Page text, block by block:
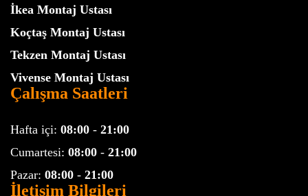
İkea Montaj Ustası
Koçtaş Montaj Ustası
Tekzen Montaj Ustası
Vivense Montaj Ustası
Çalışma Saatleri
Hafta içi: 08:00 - 21:00
Cumartesi: 08:00 - 21:00
Pazar: 08:00 - 21:00
İletişim Bilgileri